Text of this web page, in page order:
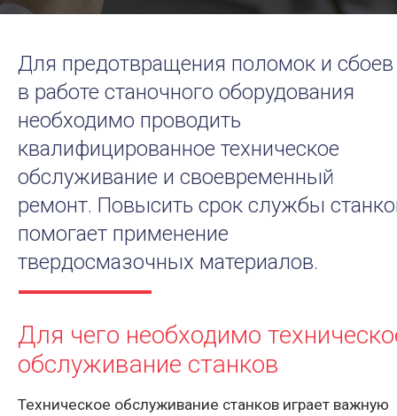
Для предотвращения поломок и сбоев
в работе станочного оборудования
необходимо проводить
квалифицированное техническое
обслуживание и своевременный
ремонт. Повысить срок службы
помогает применение
твердосмазочных материалов.
Для чего необходимо
обслуживание станков
Техническое обслуживание станков играет важную